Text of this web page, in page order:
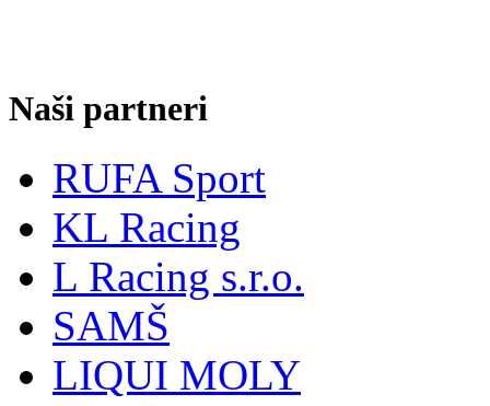
Naši partneri
RUFA Sport
KL Racing
L Racing s.r.o.
SAMŠ
LIQUI MOLY